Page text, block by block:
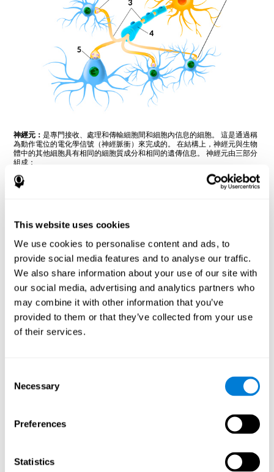
This website uses cookies
We use cookies to personalise content and ads, to
provide social media features and to analyse our traffic.
We also share information about your use of our site with
our social media, advertising and analytics partners who
may combine it with other information that you’ve
provided to them or that they’ve collected from your use
of their services.
Selection
Necessary
Preferences
Statistics
神經元：是專門接收、處理和傳輸細胞間和細胞內信息的細胞。 這是通過稱
為動作電位的電化學信號（神經脈衝）來完成的。 在結構上，神經元與生物
體中的其他細胞具有相同的細胞質成分和相同的遺傳信息。 神經元由三部分
組成：
：是細胞的主要部分，包含細胞核（含有
細胞死亡，細胞也會死亡。
端有終端按鈕（靜脈曲張），是突觸接觸點，通過它傳輸神
經脈衝（突觸前元件）。 軸突的長度因神經元而異：有的很
短（小於 1 毫米），有的很長（超過一碼，通常是周圍神
經，如運動神經元）。 一些軸突（特別是運動和感覺神經
元）被一層髓磷脂覆蓋，這可以加速軸突並使其更容易傳輸
信息。 軸突的髓磷脂越多，到達衝動神經的能力就越強。 髓
磷脂最多的神經元是周圍神經元（感覺神經元和運動神經
元），這是信息傳播最遠的地方。
是中樞神經系統中最豐富的細胞類型。 它們具有在成人大腦中分
胞構成神經元的結構支持，用髓磷脂覆蓋軸突以實現更好的突觸傳遞（施萬
細胞），它們在細胞的營養中發揮作用，它們參與再生機制和神經修復，在
免疫機制中，維持膠質細胞有多種類型，其中有星形膠質細胞、少突膠質細
大腦如何運作？